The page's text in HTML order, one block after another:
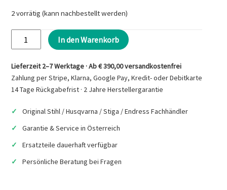
2 vorrätig (kann nachbestellt werden)
Husqvarna
40-
C80
Akkuladegerät
Menge
In den Warenkorb
Lieferzeit 2–7 Werktage · Ab € 390,00 versandkostenfrei
Zahlung per Stripe, Klarna, Google Pay, Kredit- oder Debitkarte
14 Tage Rückgabefrist · 2 Jahre Herstellergarantie
Original Stihl / Husqvarna / Stiga / Endress Fachhändler
Garantie & Service in Österreich
Ersatzteile dauerhaft verfügbar
Persönliche Beratung bei Fragen